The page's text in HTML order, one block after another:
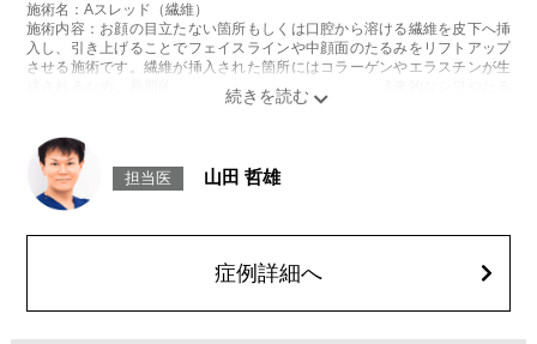
施術名：Aスレッド（繊維）
施術内容：お顔の目立たない箇所もしくは口腔から溶ける繊維を皮下へ挿
入し、引き上げることでフェイスラインや中顔面のたるみをリフトアップ
させる施術です。繊維が挿入された箇所にはコラーゲンやエラスチンが生
成されるため、長期的な美肌効果、肌質の改善効果、将来的なシワやたる
みの予防効果が期待できます。
リスク、副作用：腫れ、内出血、疼痛、頭痛、引き攣れ感などが生じるこ
とがございます。また、稀ではありますが、施術部位の細菌感染症、皮膚
のよれ、繊維の突出などが生じることがございます。化膿止め・痛み止め
を処方しております。服用により、何か異常があれば服用を中止してくだ
費用：1部位 184,800円(税込)
オプション：笑気麻酔 3,300円(税込)
担当医 山田 哲雄
症例詳細へ